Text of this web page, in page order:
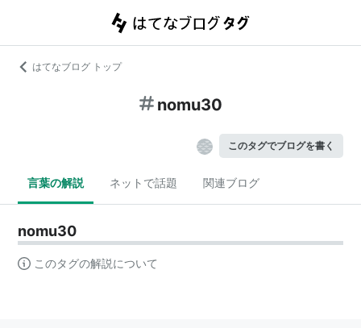
はてなブログ トップ
nomu30
このタグでブログを書く
言葉の解説 ネットで話題 関連ブログ
nomu30
このタグの解説について